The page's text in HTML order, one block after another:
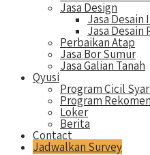
Jasa Design
Jasa Desain
Jasa Desain
Perbaikan Atap
Jasa Bor Sumur
Jasa Galian Tanah
Qyusi
Program Cicil
Program
Loker
Berita
Contact
Jadwalkan Survey